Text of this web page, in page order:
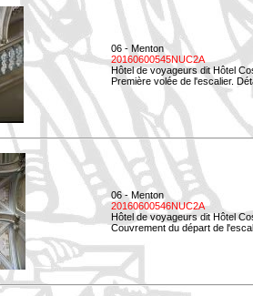
06 - Menton
20160600545NUC2A
Hôtel de voyageurs dit Hôtel
Première volée de l'escalier.
06 - Menton
20160600546NUC2A
Hôtel de voyageurs dit Hôtel
Couvrement du départ de